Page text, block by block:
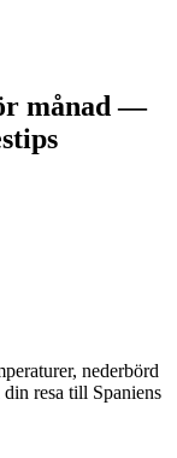
månad —
nederbörd
resa till Spaniens